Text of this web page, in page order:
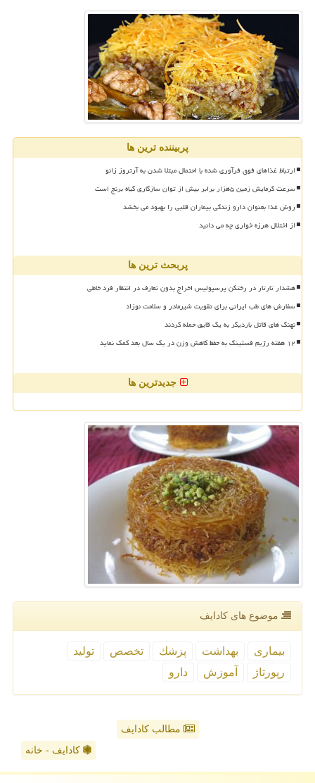
پربیننده ترین ها
ارتباط غذاهای فوق فرآوری شده با احتمال مبتلا شدن به آرتروز زانو
سرعت گرمایش زمین ۵هزار برابر بیش از توان سازگاری گیاه برنج است
روش غذا بعنوان دارو زندگی بیماران قلبی را بهبود می بخشد
از اختلال هرزه خواری چه می دانید
پربحث ترین ها
هشدار تارتار در رختکن پرسپولیس اخراج بدون تعارف در انتظار فرد خاطی
سفارش های طب ایرانی برای تقویت شیرمادر و سلامت نوزاد
نهنگ های قاتل باردیگر به یک قایق حمله کردند
۱۲ هفته رژیم فستینگ به حفظ کاهش وزن در یک سال بعد کمک نماید
جدیدترین ها
موضوع های كادایف
بیماری بهداشت پزشك تخصص
تولید
رپورتاژ
آموزش دارو
مطالب کادایف
کادایف - خانه